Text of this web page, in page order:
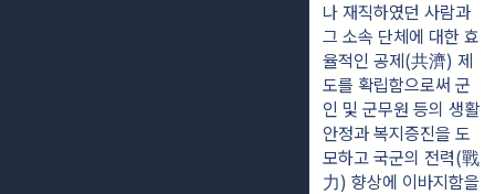
나 재직하였던 사람과
그 소속 단체에 대한 효
율적인 공제(共濟) 제
도를 확립함으로써 군
인 및 군무원 등의 생활
안정과 복지증진을 도
모하고 국군의 전력(戰
力) 향상에 이바지함을